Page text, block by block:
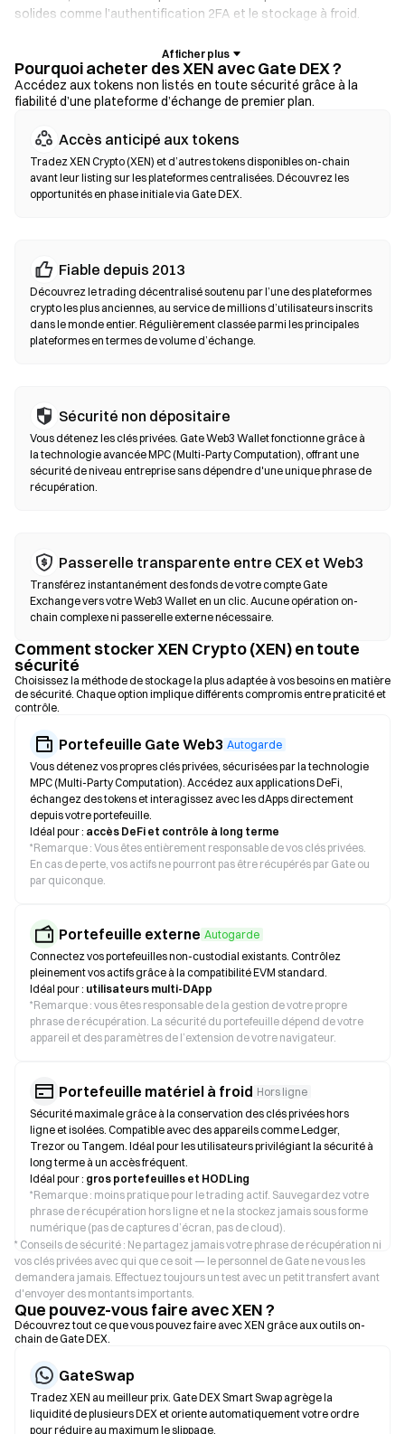
solides comme l’authentification 2FA et le stockage à froid.
Portefeuilles crypto
Pour les utilisateurs qui privilégient l’auto-garde. Les
portefeuilles non custodial vous permettent de conserver vos
l’interface du portefeuille. Certains portefeuilles prennent aussi
en charge un on-ramp fiat, permettant d’acheter des XEN par
carte bancaire sans passer par un exchange. Sauvegardez
toujours votre phrase seed et vérifiez les adresses de contrat
Échanges décentralisés (DEX)
Tradez en peer-to-peer sans intermédiaires. Les DEX utilisent
des smart contracts pour exécuter les swaps on-chain, sans
inscription ni vérification d’identité. Connectez un wallet
compatible, sélectionnez votre paire de tokens, définissez la
en raison de la profondeur de liquidité. La majorité de l’activité
sur les DEX se déroule sur des blockchains compatibles EVM
comme Ethereum, BNB Chain et Polygon.
Pourquoi acheter des XEN avec Gate DEX ?
Accédez aux tokens non listés en toute sécurité grâce à la
fiabilité d’une plateforme d’échange de premier plan.
Accès anticipé aux tokens
Tradez XEN Crypto (XEN) et d’autres tokens disponibles on-chain
avant leur listing sur les plateformes centralisées. Découvrez les
opportunités en phase initiale via Gate DEX.
Fiable depuis 2013
Découvrez le trading décentralisé soutenu par l’une des plateformes
crypto les plus anciennes, au service de millions d’utilisateurs inscrits
dans le monde entier. Régulièrement classée parmi les principales
plateformes en termes de volume d’échange.
Sécurité non dépositaire
Vous détenez les clés privées. Gate Web3 Wallet fonctionne grâce à
la technologie avancée MPC (Multi-Party Computation), offrant une
sécurité de niveau entreprise sans dépendre d'une unique phrase de
récupération.
Passerelle transparente entre CEX et Web3
Transférez instantanément des fonds de votre compte Gate
Exchange vers votre Web3 Wallet en un clic. Aucune opération on-
chain complexe ni passerelle externe nécessaire.
Comment stocker XEN Crypto (XEN) en toute
sécurité
Choisissez la méthode de stockage la plus adaptée à vos besoins en matière
de sécurité. Chaque option implique différents compromis entre praticité et
contrôle.
Portefeuille Gate Web3 Autogarde
Vous détenez vos propres clés privées, sécurisées par la technologie
MPC (Multi-Party Computation). Accédez aux applications DeFi,
échangez des tokens et interagissez avec les dApps directement
depuis votre portefeuille.
Idéal pour : accès DeFi et contrôle à long terme
*Remarque : Vous êtes entièrement responsable de vos clés privées.
En cas de perte, vos actifs ne pourront pas être récupérés par Gate ou
par quiconque.
Portefeuille externe Autogarde
Connectez vos portefeuilles non-custodial existants. Contrôlez
pleinement vos actifs grâce à la compatibilité EVM standard.
Idéal pour : utilisateurs multi-DApp
*Remarque : vous êtes responsable de la gestion de votre propre
phrase de récupération. La sécurité du portefeuille dépend de votre
appareil et des paramètres de l’extension de votre navigateur.
Portefeuille matériel à froid Hors ligne
Sécurité maximale grâce à la conservation des clés privées hors
ligne et isolées. Compatible avec des appareils comme Ledger,
Trezor ou Tangem. Idéal pour les utilisateurs privilégiant la sécurité à
long terme à un accès fréquent.
Idéal pour : gros portefeuilles et HODLing
*Remarque : moins pratique pour le trading actif. Sauvegardez votre
phrase de récupération hors ligne et ne la stockez jamais sous forme
numérique (pas de captures d’écran, pas de cloud).
* Conseils de sécurité : Ne partagez jamais votre phrase de récupération ni
vos clés privées avec qui que ce soit — le personnel de Gate ne vous les
demandera jamais. Effectuez toujours un test avec un petit transfert avant
d'envoyer des montants importants.
Que pouvez-vous faire avec XEN ?
Découvrez tout ce que vous pouvez faire avec XEN grâce aux outils on-
chain de Gate DEX.
GateSwap
Tradez XEN au meilleur prix. Gate DEX Smart Swap agrège la
liquidité de plusieurs DEX et oriente automatiquement votre ordre
pour réduire au maximum le slippage.